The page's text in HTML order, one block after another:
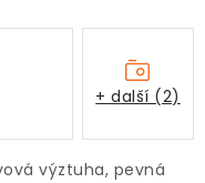
výztuha, pevná
+ další (2)